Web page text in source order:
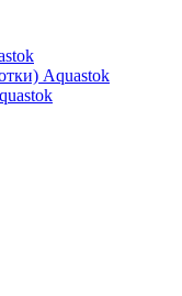
Aquastok